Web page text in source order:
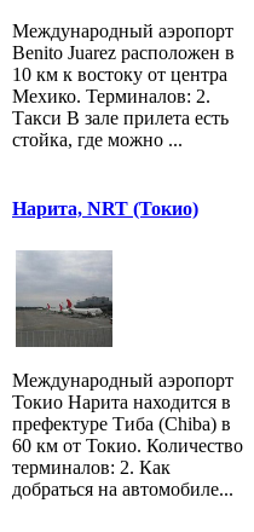
Международный аэропорт
Benito Juarez расположен в
10 км к востоку от центра
Мехико. Терминалов: 2.
Такси В зале прилета есть
стойка, где можно ...
Нарита, NRT (Токио)
Международный аэропорт
Токио Нарита находится в
префектуре Тиба (Chiba) в
60 км от Токио. Количество
терминалов: 2. Как
добраться на автомобиле...